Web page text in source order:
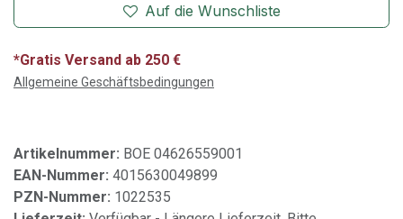
Auf die Wunschliste
*Gratis Versand ab 250 €
Allgemeine Geschäftsbedingungen
Artikelnummer: BOE 04626559001
EAN-Nummer: 4015630049899
PZN-Nummer: 1022535